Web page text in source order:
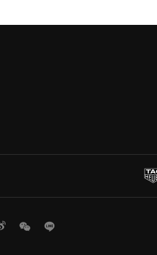
WeiboWeChat